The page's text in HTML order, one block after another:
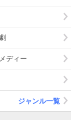
ディー
ジャンル一覧